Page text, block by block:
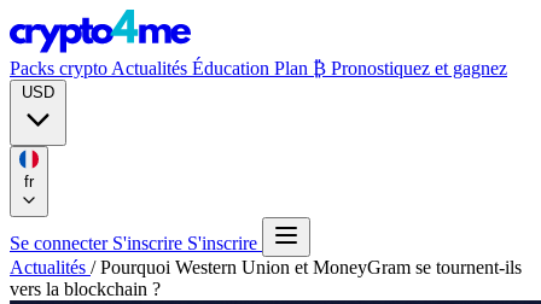
Packs crypto Actualités Éducation Plan ₿ Pronostiquez et gagnez
fr
Se connecter S'inscrire S'inscrire
Actualités / Pourquoi Western Union et MoneyGram se tournent-ils
vers la blockchain ?